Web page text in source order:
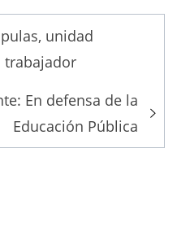
unidad
trabajador
En defensa de la
Educación Pública